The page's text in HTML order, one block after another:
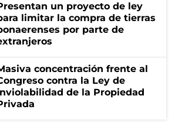
un proyecto de ley
limitar la compra de tierras
por parte de
concentración frente al
contra la Ley de
de la Propiedad